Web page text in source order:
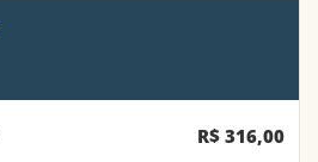
R$ 316,00